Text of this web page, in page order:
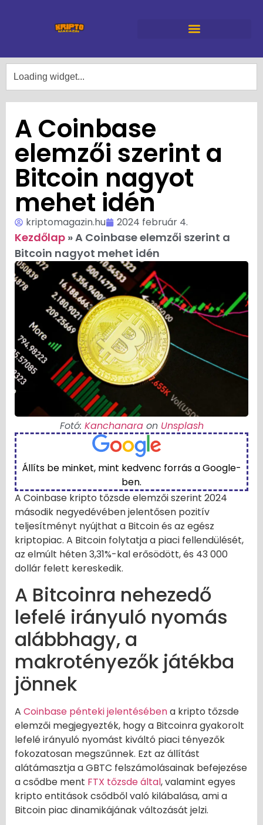
A Coinbase
elemzői szerint a
Bitcoin nagyot
mehet idén
kriptomagazin.hu 2024 február 4.
Kezdőlap »A Coinbase elemzői szerint a
Bitcoin nagyot mehet idén
Fotó: Kanchanaraon Unsplash
Állíts be minket, mint kedvenc forrás a Google-
ben.
A Coinbase kripto tőzsde elemzői szerint 2024
második negyedévében jelentősen pozitív
teljesítményt nyújthat a Bitcoin és az egész
kriptopiac. A Bitcoin folytatja a piaci fellendülését,
az elmúlt héten 3,31%-kal erősödött, és 43 000
dollár felett kereskedik.
A Bitcoinra nehezedő
lefelé irányuló nyomás
alábbhagy, a
makrotényezők játékba
jönnek
A Coinbase pénteki jelentésébena kripto tőzsde
elemzői megjegyezték, hogy a Bitcoinra gyakorolt
lefelé irányuló nyomást kiváltó piaci tényezők
fokozatosan megszűnnek. Ezt az állítást
alátámasztja a GBTC felszámolásainak befejezése
a csődbe ment FTX tőzsde által, valamint egyes
kripto entitások csődből való kilábalása, ami a
Bitcoin piac dinamikájának változását jelzi.